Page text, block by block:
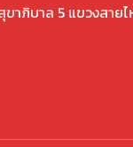
าภิบาล 5 แขวงสาย